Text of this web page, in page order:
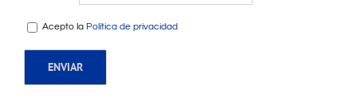
Acepto la Política de privacidad